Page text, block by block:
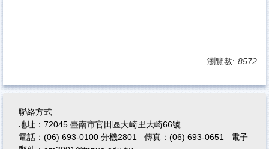
瀏覽數: 8572
聯絡方式
地址：72045 臺南市官田區大崎里大崎66號
電話：(06) 693-0100 分機2801 傳真：(06) 693-0651 電子